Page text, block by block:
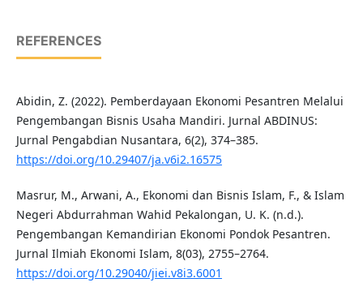
REFERENCES
Abidin, Z. (2022). Pemberdayaan Ekonomi Pesantren Melalui
Pengembangan Bisnis Usaha Mandiri. Jurnal ABDINUS:
Jurnal Pengabdian Nusantara, 6(2), 374–385.
https://doi.org/10.29407/ja.v6i2.16575
Masrur, M., Arwani, A., Ekonomi dan Bisnis Islam, F., & Islam
Negeri Abdurrahman Wahid Pekalongan, U. K. (n.d.).
Pengembangan Kemandirian Ekonomi Pondok Pesantren.
Jurnal Ilmiah Ekonomi Islam, 8(03), 2755–2764.
https://doi.org/10.29040/jiei.v8i3.6001